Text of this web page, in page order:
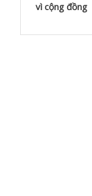
vì cộng đồng